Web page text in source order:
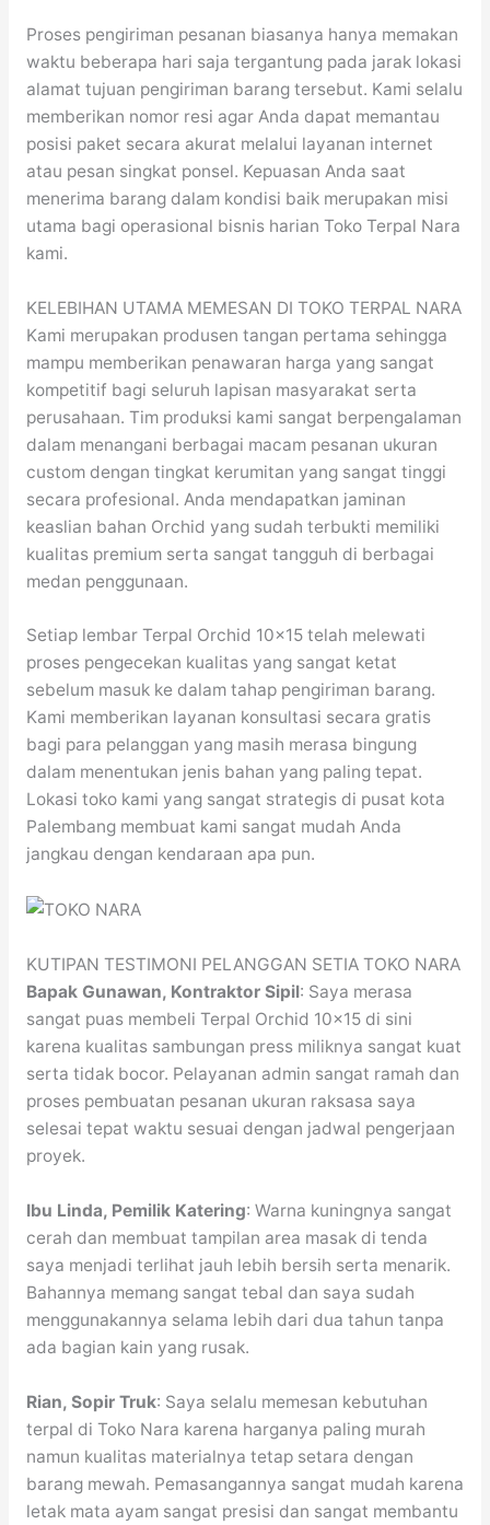
Proses pengiriman pesanan biasanya hanya memakan
waktu beberapa hari saja tergantung pada jarak lokasi
alamat tujuan pengiriman barang tersebut. Kami selalu
memberikan nomor resi agar Anda dapat memantau
posisi paket secara akurat melalui layanan internet
atau pesan singkat ponsel. Kepuasan Anda saat
menerima barang dalam kondisi baik merupakan misi
utama bagi operasional bisnis harian Toko Terpal Nara
kami.
KELEBIHAN UTAMA MEMESAN DI TOKO TERPAL NARA
Kami merupakan produsen tangan pertama sehingga
mampu memberikan penawaran harga yang sangat
kompetitif bagi seluruh lapisan masyarakat serta
perusahaan. Tim produksi kami sangat berpengalaman
dalam menangani berbagai macam pesanan ukuran
custom dengan tingkat kerumitan yang sangat tinggi
secara profesional. Anda mendapatkan jaminan
keaslian bahan Orchid yang sudah terbukti memiliki
kualitas premium serta sangat tangguh di berbagai
medan penggunaan.
Setiap lembar Terpal Orchid 10×15 telah melewati
proses pengecekan kualitas yang sangat ketat
sebelum masuk ke dalam tahap pengiriman barang.
Kami memberikan layanan konsultasi secara gratis
bagi para pelanggan yang masih merasa bingung
dalam menentukan jenis bahan yang paling tepat.
Lokasi toko kami yang sangat strategis di pusat kota
Palembang membuat kami sangat mudah Anda
jangkau dengan kendaraan apa pun.
KUTIPAN TESTIMONI PELANGGAN SETIA TOKO NARA
Bapak Gunawan, Kontraktor Sipil: Saya merasa
sangat puas membeli Terpal Orchid 10×15 di sini
karena kualitas sambungan press miliknya sangat kuat
serta tidak bocor. Pelayanan admin sangat ramah dan
proses pembuatan pesanan ukuran raksasa saya
selesai tepat waktu sesuai dengan jadwal pengerjaan
proyek.
Ibu Linda, Pemilik Katering: Warna kuningnya sangat
cerah dan membuat tampilan area masak di tenda
saya menjadi terlihat jauh lebih bersih serta menarik.
Bahannya memang sangat tebal dan saya sudah
menggunakannya selama lebih dari dua tahun tanpa
ada bagian kain yang rusak.
Rian, Sopir Truk: Saya selalu memesan kebutuhan
terpal di Toko Nara karena harganya paling murah
namun kualitas materialnya tetap setara dengan
barang mewah. Pemasangannya sangat mudah karena
letak mata ayam sangat presisi dan sangat membantu